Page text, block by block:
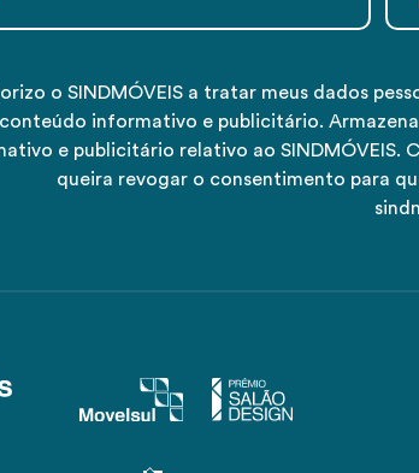
o SINDMÓVEIS a tratar meus dados
informativo e publicitário.
e publicitário relativo ao SINDMÓVEIS.
queira revogar o consentimento para